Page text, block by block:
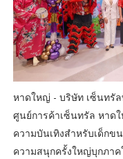
หาดใหญ่ - บริษัท เซ็นทรั
ศูนย์การค้าเซ็นทรัล หาด
ความบันเทิงสำหรับเด็กข
ความสนุกครั้งใหญ่บุกภา